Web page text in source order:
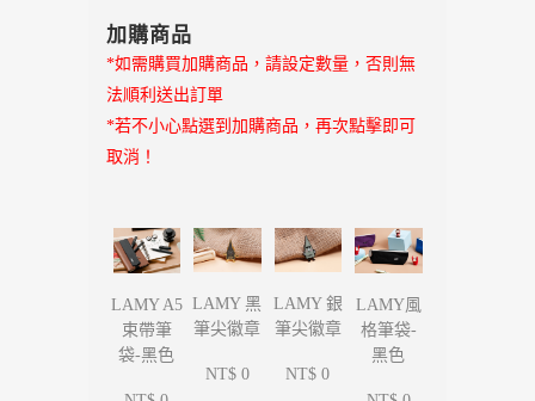
加購商品
*如需購買加購商品，請設定數量，否則無
法順利送出訂單
*若不小心點選到加購商品，再次點擊即可
取消！
LAMY A5
束帶筆
袋-黑色
LAMY 黑
筆尖徽章
NT$ 0
LAMY 銀
筆尖徽章
NT$ 0
LAMY風
格筆袋-
黑色